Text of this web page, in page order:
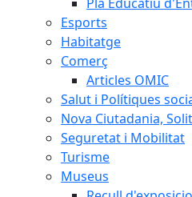
Esports
Habitatge
Comerç
Articles OMIC
Salut i Polítiques
Nova Ciutadania,
Seguretat i Mobilitat
Turisme
Museus